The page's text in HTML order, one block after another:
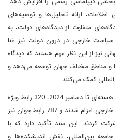
ارائه تحلیل‌ها و توصیه‌های
متفاوت از دیدگاه‌های دولت، به
خارجی در درون دولت نیز غنا
نیز از این نظر مهم هستند که دیدگاه
و مناطق مختلف جهان توسعه می‌دهد و
کمک می‌کنند.
به عنوان نمونه تنها در زمینه خلع سلاح هسته‌ای تا دسامبر 2024، 320 رابط ویژه
از سازمان‌های مردم نهاد به 108 رویداد خارجی اعزام شدند و 787 رابط جوان نیز
شرکت کردند. این سند تأکید دارد که با
بین‌المللی، نقش اندیشکده‌ها و